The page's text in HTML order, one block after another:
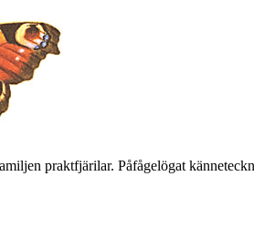
praktfjärilar. Påfågelögat